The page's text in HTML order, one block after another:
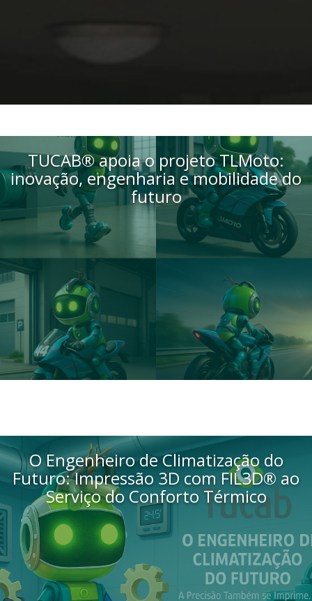
TUCAB® apoia o projeto TLMoto:
inovação, engenharia e mobilidade do
futuro
O Engenheiro de Climatização do
Futuro: Impressão 3D com FIL3D® ao
Serviço do Conforto Térmico